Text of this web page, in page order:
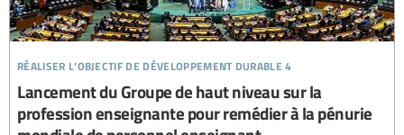
réaliser l’objectif de développement durable 4
Lancement du Groupe de haut niveau sur la
profession enseignante pour remédier à la pénurie